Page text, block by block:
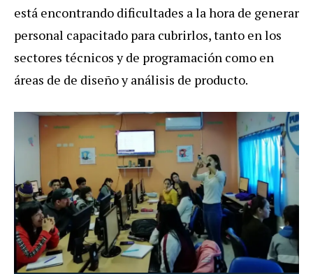
está encontrando dificultades a la hora de generar
personal capacitado para cubrirlos, tanto en los
sectores técnicos y de programación como en
áreas de de diseño y análisis de producto.